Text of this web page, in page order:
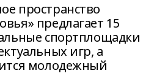
пространство
предлагает 15
спортплощадки
игр, а
молодежный